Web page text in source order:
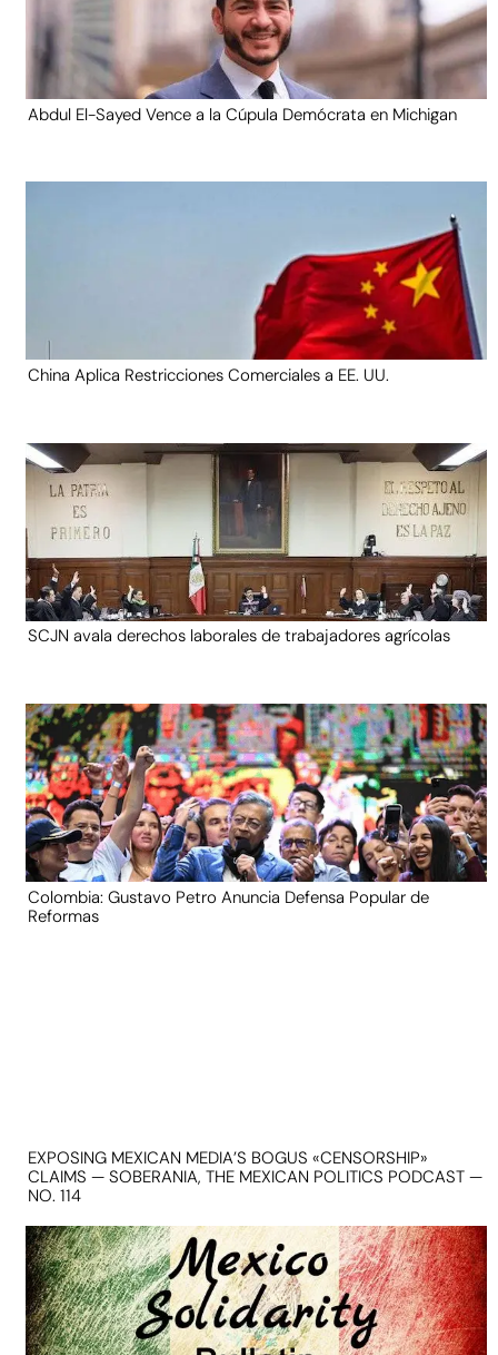
Abdul El-Sayed Vence a la Cúpula Demócrata en Michigan
China Aplica Restricciones Comerciales a EE. UU.
SCJN avala derechos laborales de trabajadores agrícolas
Colombia: Gustavo Petro Anuncia Defensa Popular de
Reformas
EXPOSING MEXICAN MEDIA’S BOGUS «CENSORSHIP»
CLAIMS — SOBERANIA, THE MEXICAN POLITICS PODCAST —
NO. 114